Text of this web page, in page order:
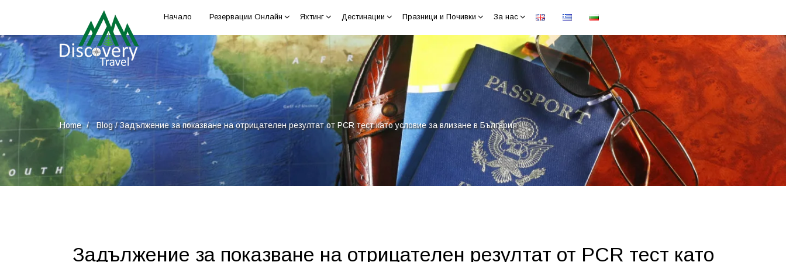
Начало Резервации Онлайн Яхтинг Дестинации Празници и Почивки За нас
Home Blog /Задължение за показване на отрицателен резултат от PCR тест като условие за влизане в България
Задължение за показване на отрицателен резултат от PCR тест като